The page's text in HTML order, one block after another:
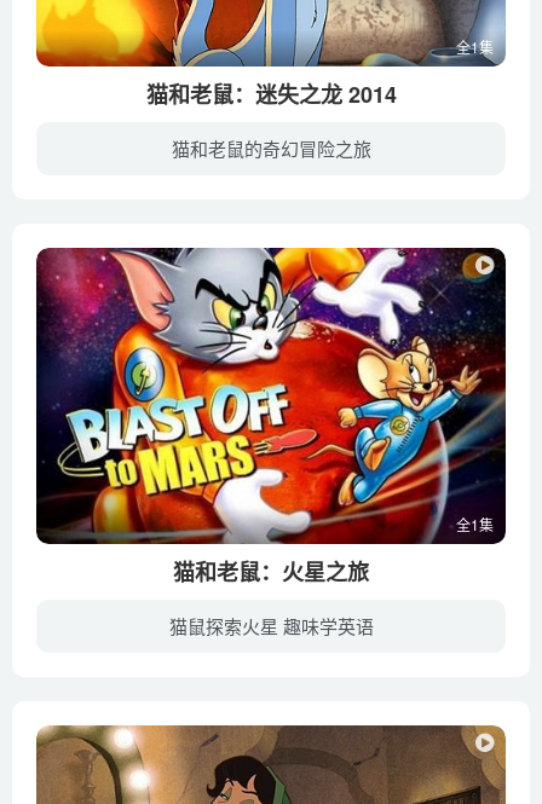
全1集
猫和老鼠：迷失之龙 2014
猫和老鼠的奇幻冒险之旅
全1集
猫和老鼠：火星之旅
猫鼠探索火星 趣味学英语